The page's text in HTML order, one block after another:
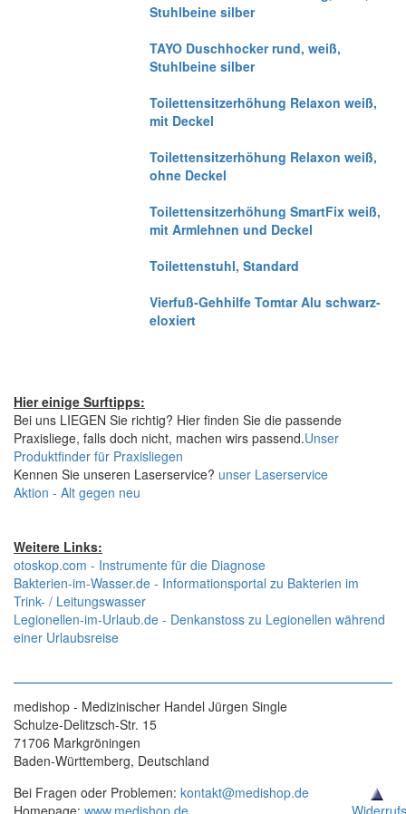
Stuhlbeine silber
TAYO Duschhocker rund, weiß,
Stuhlbeine silber
Toilettensitzerhöhung Relaxon weiß,
mit Deckel
Toilettensitzerhöhung Relaxon weiß,
ohne Deckel
Toilettensitzerhöhung SmartFix weiß,
mit Armlehnen und Deckel
Toilettenstuhl, Standard
Vierfuß-Gehhilfe Tomtar Alu schwarz-
eloxiert
Hier einige Surftipps:
Bei uns LIEGEN Sie richtig? Hier finden Sie die passende
Praxisliege, falls doch nicht, machen wirs passend.Unser
Produktfinder für Praxisliegen
Kennen Sie unseren Laserservice? unser Laserservice
Aktion - Alt gegen neu
Weitere Links:
otoskop.com - Instrumente für die Diagnose
Bakterien-im-Wasser.de - Informationsportal zu Bakterien im
Trink- / Leitungswasser
Legionellen-im-Urlaub.de - Denkanstoss zu Legionellen während
einer Urlaubsreise
medishop - Medizinischer Handel Jürgen Single
Schulze-Delitzsch-Str. 15
71706 Markgröningen
Baden-Württemberg, Deutschland
Bei Fragen oder Problemen: kontakt@medishop.de
Homepage: www.medishop.de